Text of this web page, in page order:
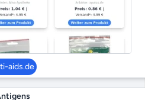
aids.de